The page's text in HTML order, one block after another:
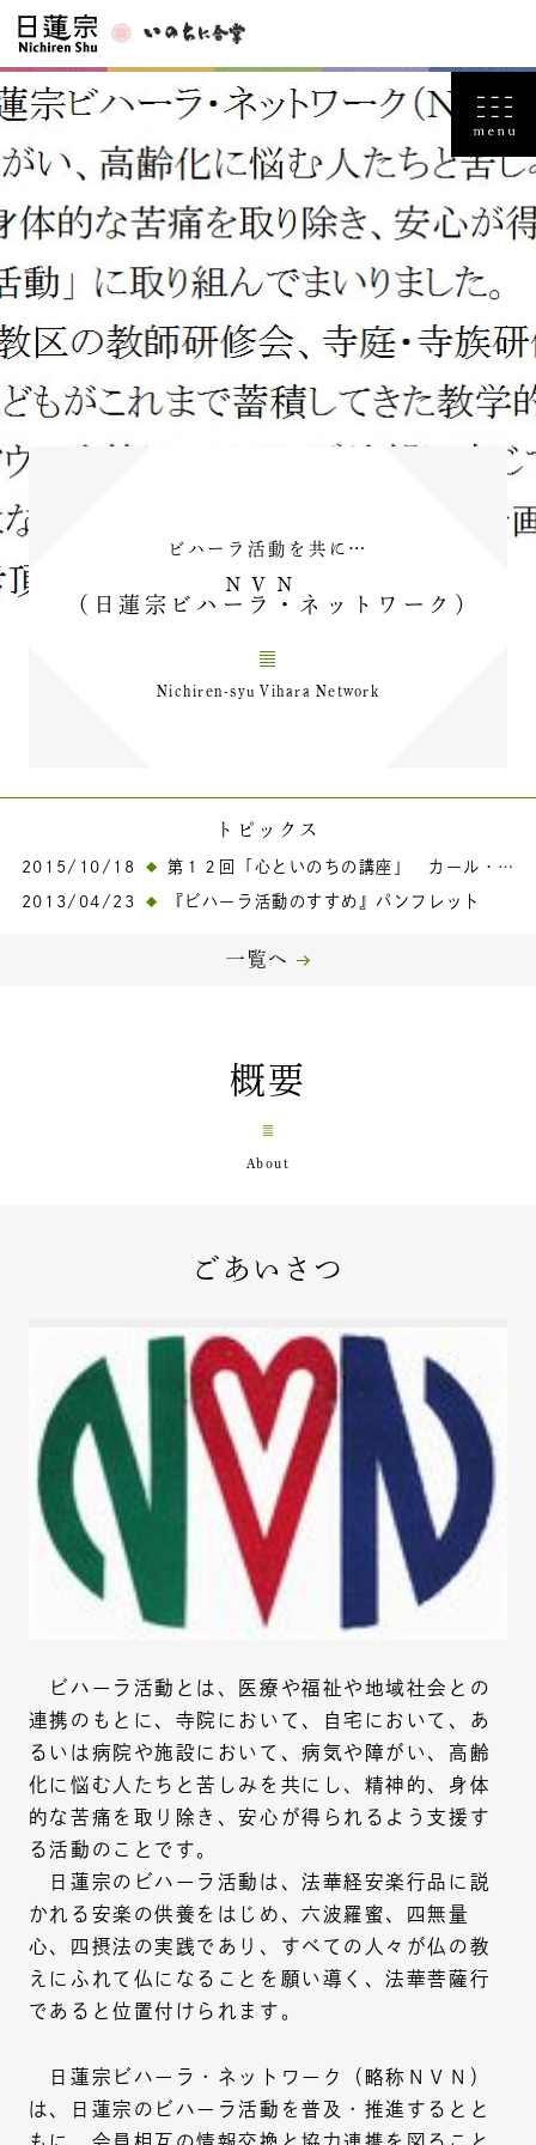
ビハーラ活動を共に…
ＮＶＮ
（日蓮宗ビハーラ・ネットワーク）
Nichiren-syu Vihara Network
トピックス
2015/10/18 第１２回「心といのちの講座」 カール・ベッカー氏講演
2013/04/23 『ビハーラ活動のすすめ』パンフレット
一覧へ
概要
ごあいさつ
ビハーラ活動とは、医療や福祉や地域社会との
連携のもとに、寺院において、自宅において、あ
るいは病院や施設において、病気や障がい、高齢
化に悩む人たちと苦しみを共にし、精神的、身体
的な苦痛を取り除き、安心が得られるよう支援す
る活動のことです。
日蓮宗のビハーラ活動は、法華経安楽行品に説
かれる安楽の供養をはじめ、六波羅蜜、四無量
心、四摂法の実践であり、すべての人々が仏の教
えにふれて仏になることを願い導く、法華菩薩行
であると位置付けられます。
日蓮宗ビハーラ・ネットワーク（略称ＮＶＮ）
は、日蓮宗のビハーラ活動を普及・推進するとと